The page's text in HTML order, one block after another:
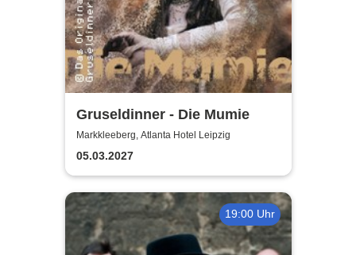
Gruseldinner - Die Mumie
Markkleeberg, Atlanta Hotel Leipzig
05.03.2027
19:00 Uhr